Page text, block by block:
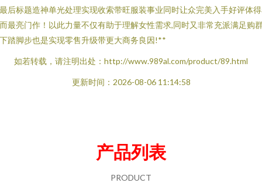
后标题造神单光处理实现收索带旺服装事业同时让众完美入手好评体
最亮门作！以此力量不仅有助于理解女性需求,同时又非常充派满足购
踏脚步也是实现零售升级带更大商务良因!**
如若转载，请注明出处：http://www.989al.com/product/89.html
更新时间：2026-08-06 11:14:58
产品列表
PRODUCT